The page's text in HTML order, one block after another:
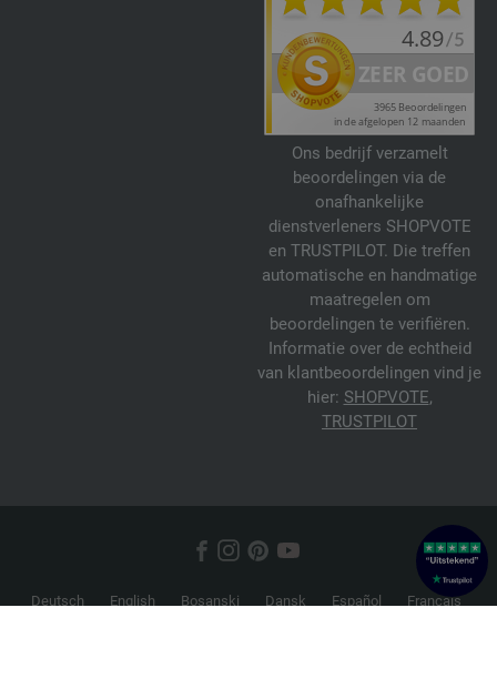
Ons bedrijf verzamelt
beoordelingen via de
onafhankelijke
dienstverleners SHOPVOTE
en TRUSTPILOT. Die treffen
automatische en handmatige
maatregelen om
beoordelingen te verifiëren.
Informatie over de echtheid
van klantbeoordelingen vind je
hier: SHOPVOTE,
TRUSTPILOT
Deutsch English Bosanski Dansk Español
Français